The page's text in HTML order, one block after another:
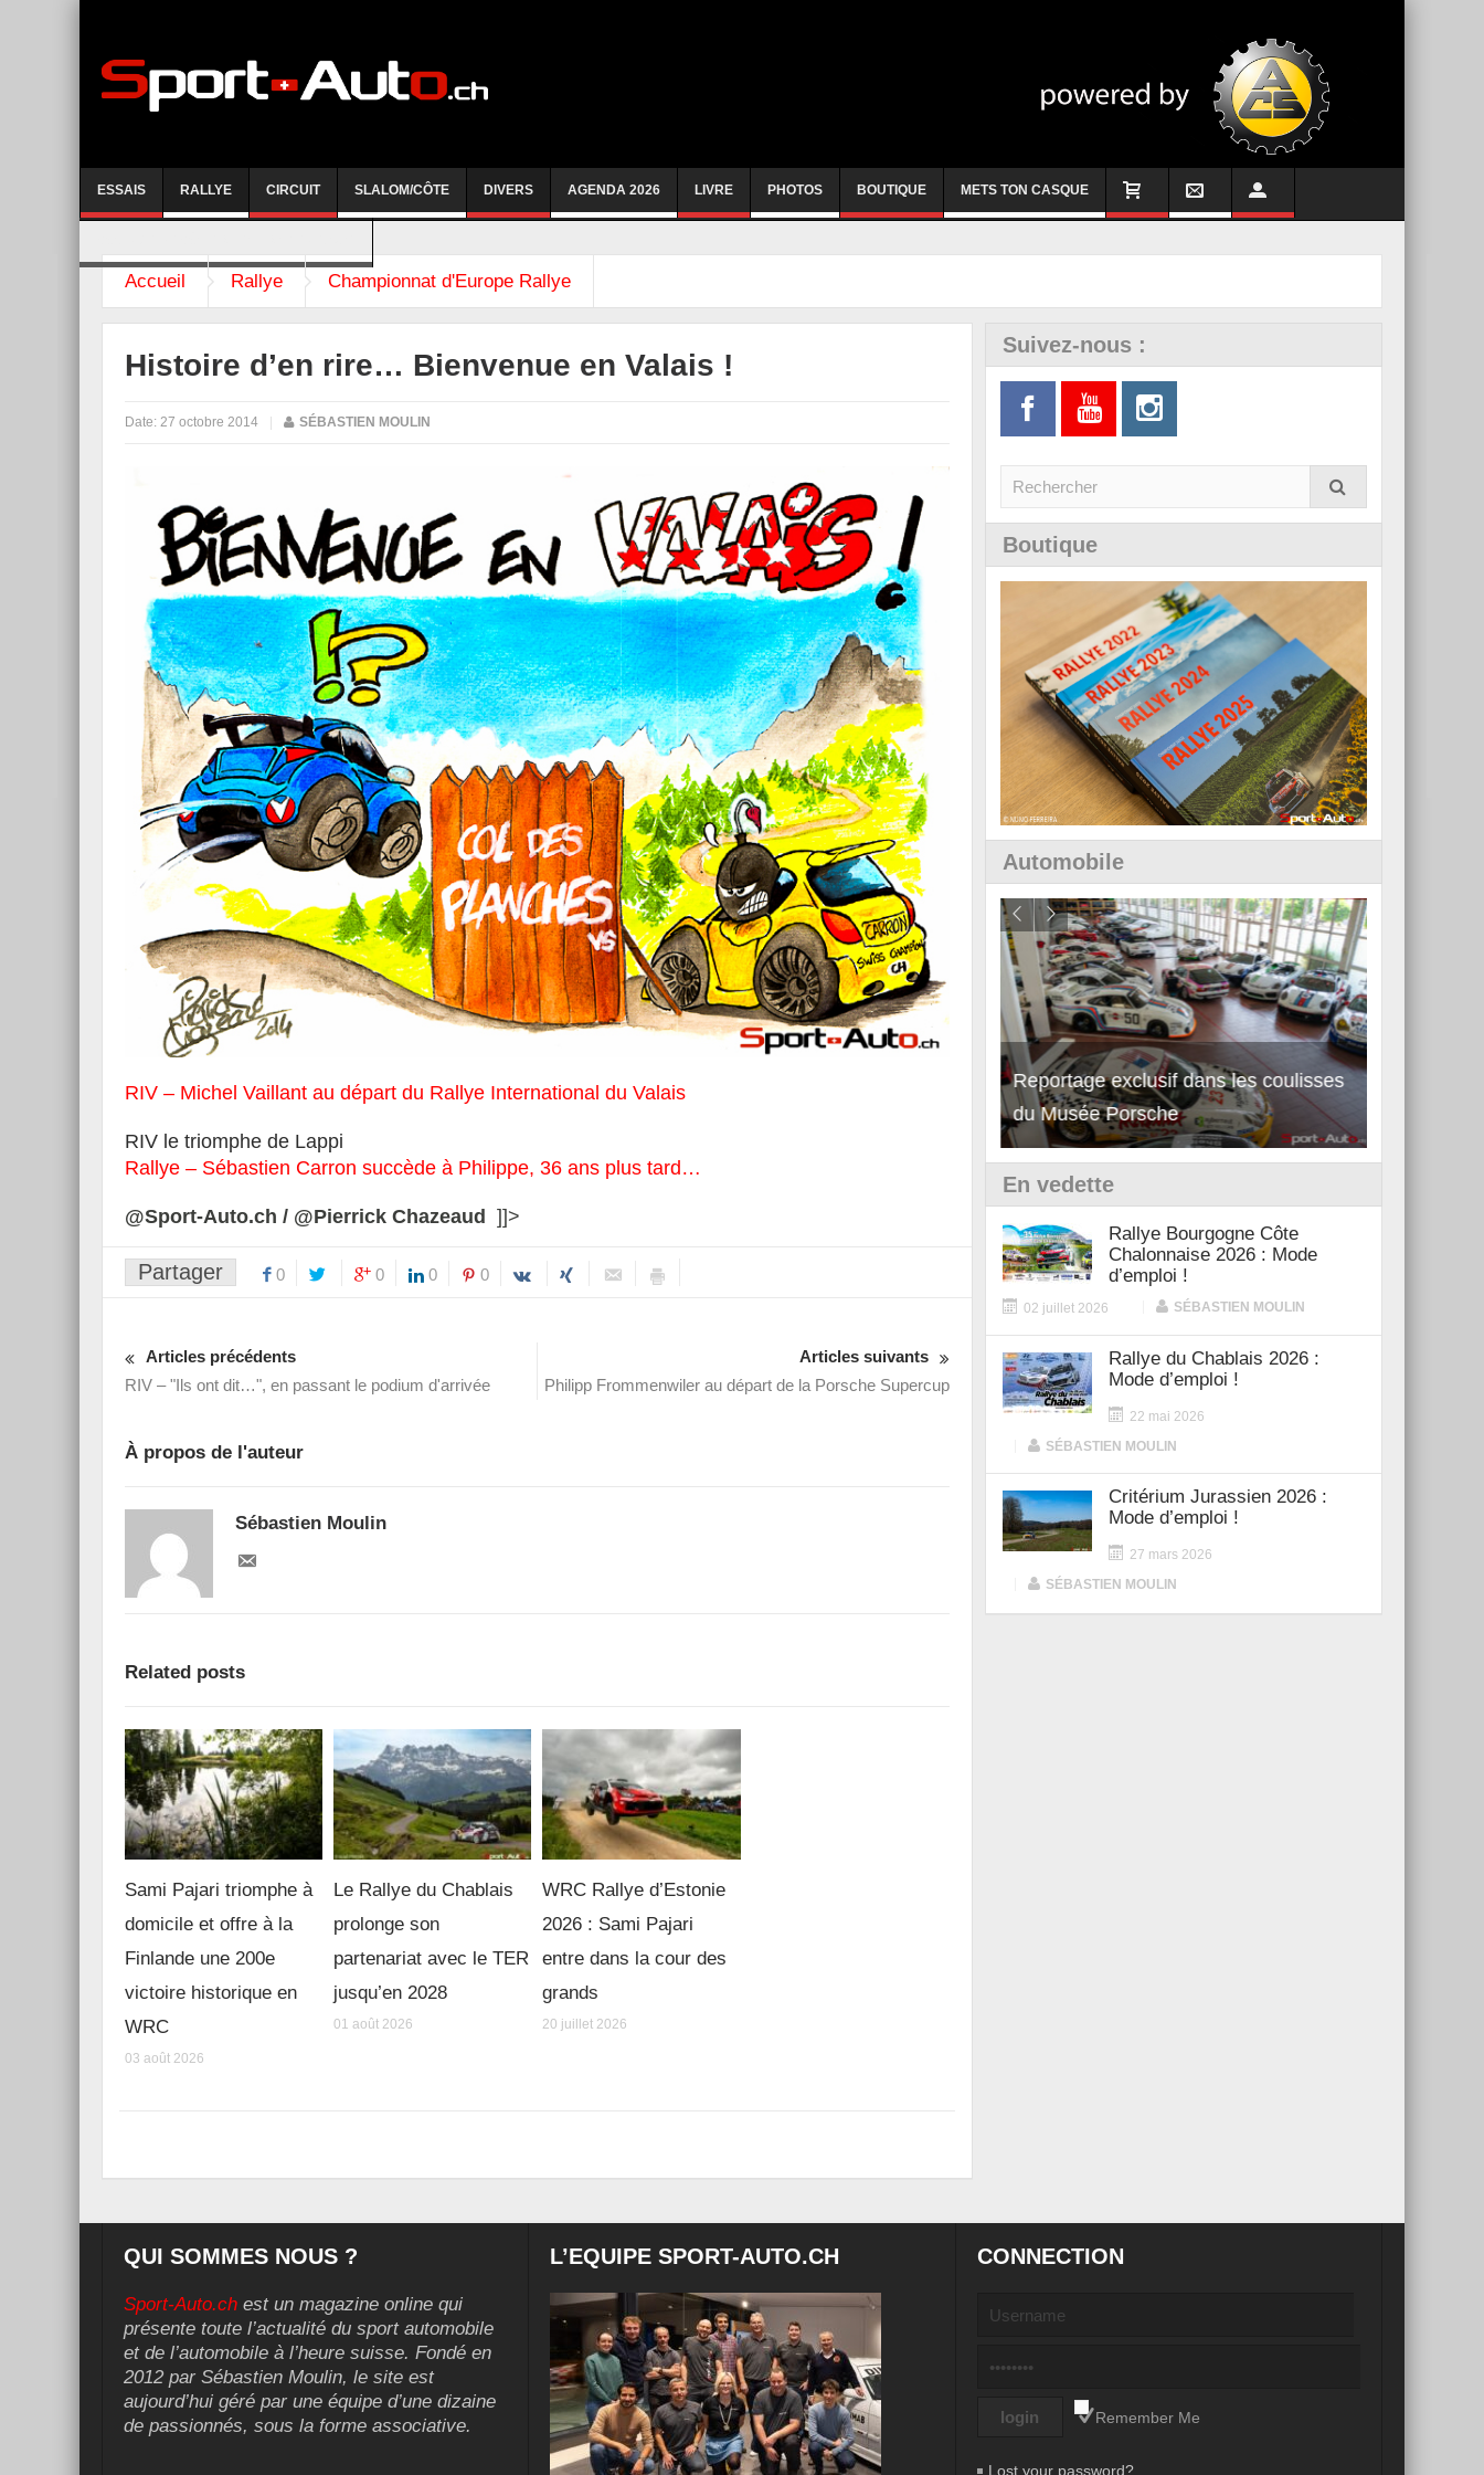
ESSAIS RALLYE CIRCUIT SLALOM/CÔTE DIVERS AGENDA 2026 LIVRE PHOTOS BOUTIQUE METS TON CASQUE
Accueil Rallye Championnat d'Europe Rallye
Histoire d’en rire… Bienvenue en Valais !
Date: 27 octobre 2014 SÉBASTIEN MOULIN
RIV – Michel Vaillant au départ du Rallye International du Valais
RIV le triomphe de Lappi
Rallye – Sébastien Carron succède à Philippe, 36 ans plus tard…
@Sport-Auto.ch / @Pierrick Chazeaud ]]>
Partager 0 0 0 0
Articles précédents
RIV – "Ils ont dit…", en passant le podium d'arrivée
Articles suivants
Philipp Frommenwiler au départ de la Porsche Supercup
À propos de l'auteur
Sébastien Moulin
Related posts
Sami Pajari triomphe à
domicile et offre à la
Finlande une 200e
victoire historique en
WRC
03 août 2026
Le Rallye du Chablais
prolonge son
partenariat avec le TER
jusqu’en 2028
01 août 2026
WRC Rallye d’Estonie
2026 : Sami Pajari
entre dans la cour des
grands
20 juillet 2026
Suivez-nous :
Boutique
Automobile
Reportage exclusif dans les coulisses
du Musée Porsche
En vedette
Rallye Bourgogne Côte
Chalonnaise 2026 : Mode
d’emploi !
02 juillet 2026 SÉBASTIEN MOULIN
Rallye du Chablais 2026 :
Mode d’emploi !
22 mai 2026
SÉBASTIEN MOULIN
Critérium Jurassien 2026 :
Mode d’emploi !
27 mars 2026
SÉBASTIEN MOULIN
QUI SOMMES NOUS ?
Sport-Auto.ch est un magazine online qui
présente toute l’actualité du sport automobile
et de l’automobile à l’heure suisse. Fondé en
2012 par Sébastien Moulin, le site est
aujourd’hui géré par une équipe d’une dizaine
de passionnés, sous la forme associative.
L’EQUIPE SPORT-AUTO.CH CONNECTION
Remember Me
Lost your password?